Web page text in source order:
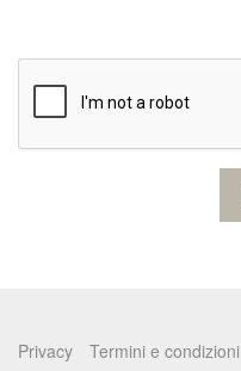
Privacy Termini e condizioni